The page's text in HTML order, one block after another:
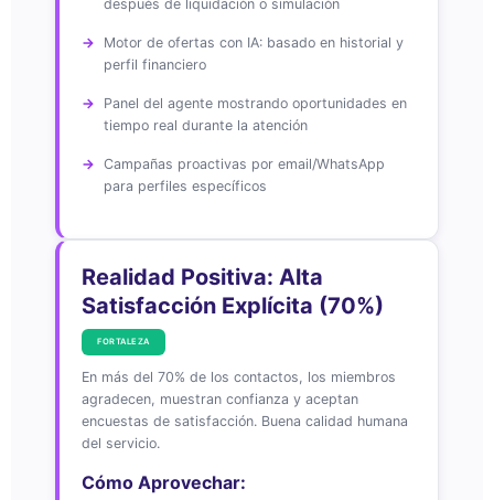
después de liquidación o simulación
Motor de ofertas con IA: basado en historial y
perfil financiero
Panel del agente mostrando oportunidades en
tiempo real durante la atención
Campañas proactivas por email/WhatsApp
para perfiles específicos
Realidad Positiva: Alta
Satisfacción Explícita (70%)
FORTALEZA
En más del 70% de los contactos, los miembros
agradecen, muestran confianza y aceptan
encuestas de satisfacción. Buena calidad humana
del servicio.
Cómo Aprovechar: